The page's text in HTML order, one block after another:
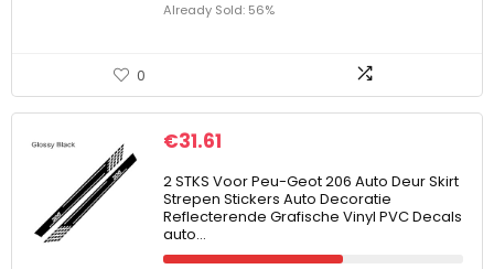
Already Sold: 56%
0
€31.61
2 STKS Voor Peu-Geot 206 Auto Deur Skirt
Strepen Stickers Auto Decoratie
Reflecterende Grafische Vinyl PVC Decals
auto…